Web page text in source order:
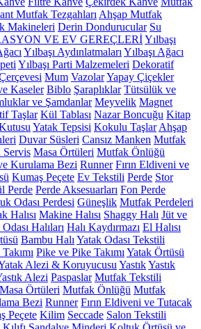
Mutfak Tezgahları Ahşap Mutfak
Makineleri Derin Dondurucular Su
VE EV GEREÇLERİYılbaşı
Yılbaşı Aydınlatmaları Yılbaşı Ağacı
Yılbaşı Parti Malzemeleri Dekoratif
Mum VazolarYapay Çiçekler
Kaseler Biblo Şaraplıklar Tütsülük ve
ve Şamdanlar Meyvelik Magnet
Taşlar Kül Tablası Nazar Boncuğu Kitap
Yatak Tepsisi Kokulu Taşlar Ahşap
Duvar Süsleri Cansız Manken Mutfak
Servis Masa Örtüleri Mutfak Önlüğü
Kurulama Bezi Runner Fırın Eldiveni ve
Kumaş Peçete Ev Tekstili Perde Stor
Perde Perde Aksesuarları Fon Perde
Odası Perdesi Güneşlik Mutfak Perdeleri
Halısı Makine Halısı Shaggy Halı Jüt ve
Halıları Halı Kaydırmazı El Halısı
Bambu Halı Yatak Odası Tekstili
Pike ve Pike Takımı Yatak Örtüsü
Alezi & Koruyucusu YastıkYastık
Alezi Paspaslar Mutfak Tekstili
Masa Örtüleri Mutfak Önlüğü Mutfak
Bezi Runner Fırın Eldiveni ve Tutacak
Peçete Kilim Seccade Salon Tekstili